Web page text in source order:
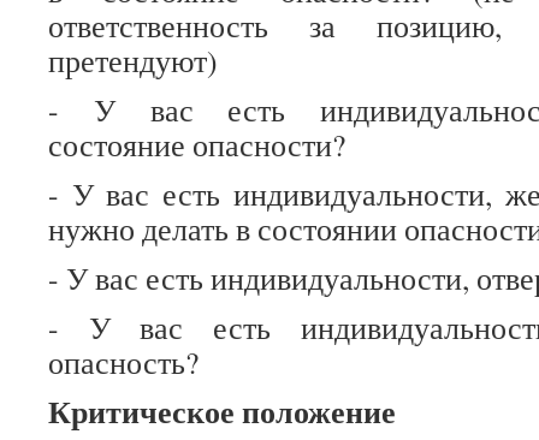
ответственность за
претендуют)
- У вас есть
состояние опасности?
- У вас есть индивидуальности,
нужно делать в состоянии
- У вас есть индивидуальности,
- У вас есть
опасность?
Критическое положение